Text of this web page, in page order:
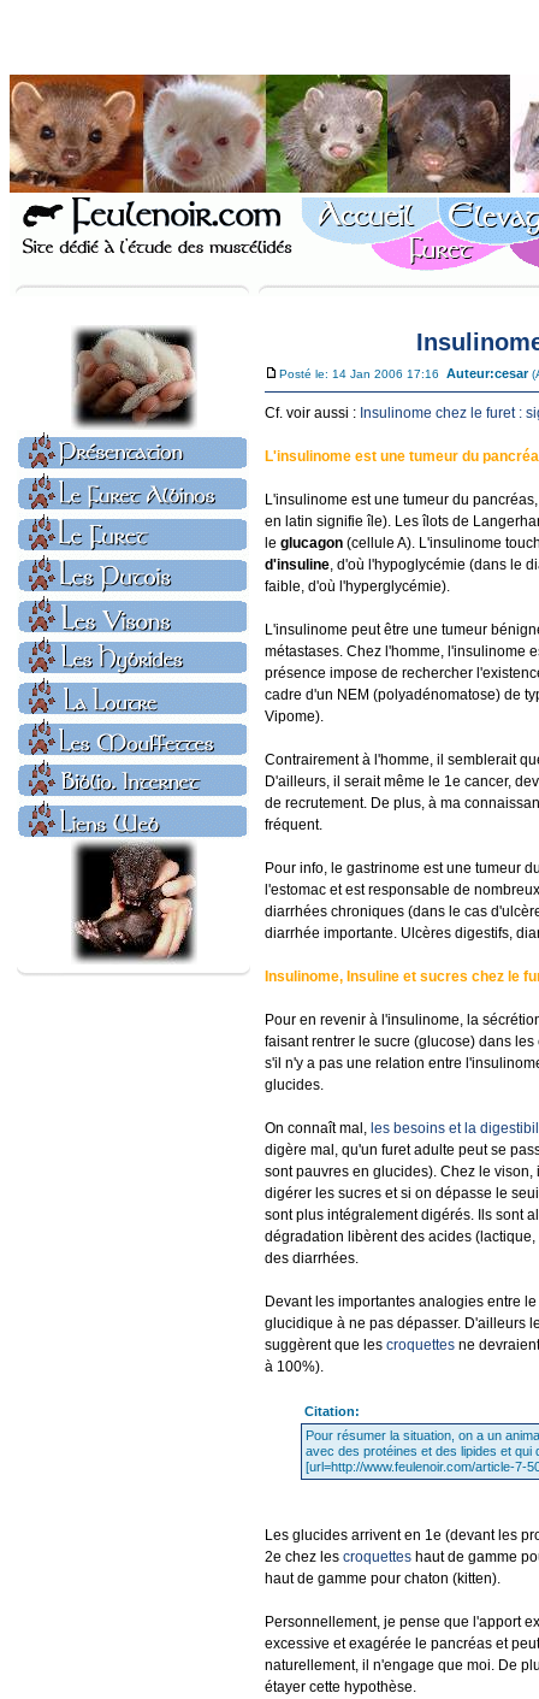
Posté le: 14 Jan 2006 17:16 Auteur:cesar
Cf. voir aussi : Insulinome chez le furet :
L'insulinome est une tumeur du
L'insulinome est une tumeur du
en latin signifie île). Les îlots de
le glucagon (cellule A). L'insulinome
d'insuline, d'où l'hypoglycémie (dans le
faible, d'où l'hyperglycémie).
L'insulinome peut être une tumeur
métastases. Chez l'homme, l'insulinome
présence impose de rechercher
cadre d'un NEM (polyadénomatose) de
Vipome).
Contrairement à l'homme, il semblerait
D'ailleurs, il serait même le 1e cancer,
de recrutement. De plus, à ma
fréquent.
Pour info, le gastrinome est une tumeur
l'estomac et est responsable de
diarrhées chroniques (dans le cas
diarrhée importante. Ulcères digestifs,
Insulinome, Insuline et sucres chez le
Pour en revenir à l'insulinome, la
faisant rentrer le sucre (glucose) dans
s'il n'y a pas une relation entre
glucides.
On connaît mal, les besoins et la
digère mal, qu'un furet adulte peut se
sont pauvres en glucides). Chez le
digérer les sucres et si on dépasse le
sont plus intégralement digérés. Ils sont
dégradation libèrent des acides
des diarrhées.
Devant les importantes analogies entre
glucidique à ne pas dépasser. D'ailleurs
suggèrent que les croquettes ne
à 100%).
Citation:
Pour résumer la situation, on a un
avec des protéines et des lipides et qui
[url=http://www.feulenoir.com/article-7-
Les glucides arrivent en 1e (devant les
2e chez les croquettes haut de gamme
haut de gamme pour chaton (kitten).
Personnellement, je pense que l'apport
excessive et exagérée le pancréas et
naturellement, il n'engage que moi. De
étayer cette hypothèse.